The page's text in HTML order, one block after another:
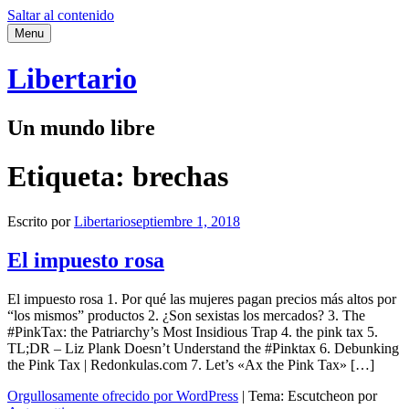
Saltar al contenido
Menu
Libertario
Un mundo libre
Etiqueta: brechas
Escrito porLibertarioseptiembre 1, 2018
El impuesto rosa
El impuesto rosa 1. Por qué las mujeres pagan precios más altos por
“los mismos” productos 2. ¿Son sexistas los mercados? 3. The
#PinkTax: the Patriarchy’s Most Insidious Trap 4. the pink tax 5.
TL;DR – Liz Plank Doesn’t Understand the #Pinktax 6. Debunking
the Pink Tax | Redonkulas.com 7. Let’s «Ax the Pink Tax» […]
Orgullosamente ofrecido por WordPress | Tema: Escutcheon por